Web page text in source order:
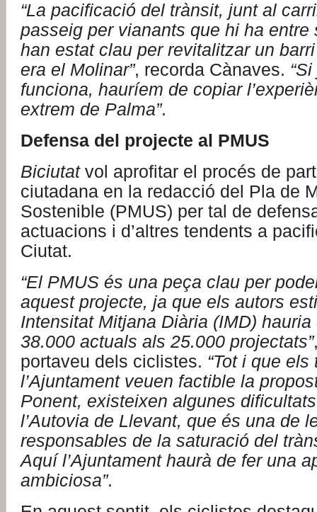
“La pacificació del trànsit, junt al
passeig per vianants que hi ha entre
han estat clau per revitalitzar un
era el Molinar”, recorda Cànaves.
funciona, hauríem de copiar
extrem de Palma”.
Defensa del projecte al PMUS
Biciutatvol aprofitar el procés de
ciutadana en la redacció del Pla de
Sostenible (PMUS) per tal de
actuacions i d’altres tendents a
Ciutat.
“El PMUS és una peça clau per
aquest projecte, ja que els autors
Intensitat Mitjana Diària (IMD)
38.000 actuals als 25.000 projectats”
portaveu dels ciclistes. “Tot i que
l’Ajuntament veuen factible la
Ponent, existeixen algunes
l’Autovia de Llevant, que és una de
responsables de la saturació del
Aquí l’Ajuntament haurà de fer una
ambiciosa”.